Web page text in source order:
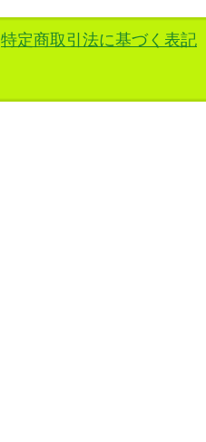
特定商取引法に基づく表記